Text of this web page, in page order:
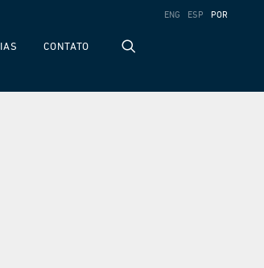
CONTATO
ENGLISHESPAÑOL